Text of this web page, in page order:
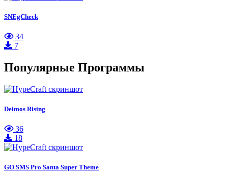
SNEgCheck
34
7
Популярные Программы
Deimos Rising
36
18
GO SMS Pro Santa Super Theme